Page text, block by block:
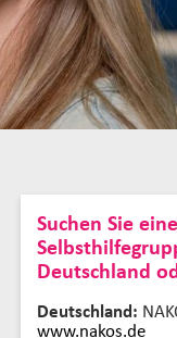
Suchen Sie eine
Deutschland
Deutschland:
www.nakos.de